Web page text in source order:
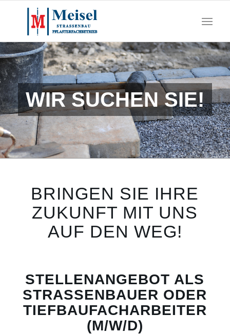
WIR SUCHEN SIE!
BRINGEN SIE IHRE
ZUKUNFT MIT UNS
AUF DEN WEG!
STELLENANGEBOT ALS
STRASSENBAUER ODER T
IEFBAUFACHARBEITER (
M/W/D)